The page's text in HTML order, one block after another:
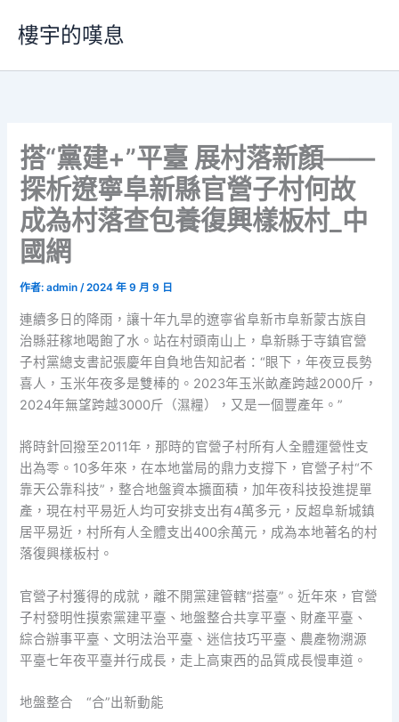
要
樓宇的嘆息
搭“黨建+”平臺 展村落新顏——
探析遼寧阜新縣官營子村何故
成為村落查包養復興樣板村_中
國網
作者:admin/2024 年 9 月 9 日
連續多日的降雨，讓十年九旱的遼寧省阜新市阜新蒙古族自
治縣莊稼地喝飽了水。站在村頭南山上，阜新縣于寺鎮官營
子村黨總支書記張慶年自負地告知記者：“眼下，年夜豆長勢
喜人，玉米年夜多是雙棒的。2023年玉米畝產跨越2000斤，
2024年無望跨越3000斤（濕糧），又是一個豐產年。”
將時針回撥至2011年，那時的官營子村所有人全體運營性支
出為零。10多年來，在本地當局的鼎力支撐下，官營子村“不
靠天公靠科技”，整合地盤資本擴面積，加年夜科技投進提單
產，現在村平易近人均可安排支出有4萬多元，反超阜新城鎮
居平易近，村所有人全體支出400余萬元，成為本地著名的村
落復興樣板村。
官營子村獲得的成就，離不開黨建管轄“搭臺”。近年來，官營
子村發明性摸索黨建平臺、地盤整合共享平臺、財產平臺、
綜合辦事平臺、文明法治平臺、迷信技巧平臺、農產物溯源
平臺七年夜平臺并行成長，走上高東西的品質成長慢車道。
地盤整合 “合”出新動能